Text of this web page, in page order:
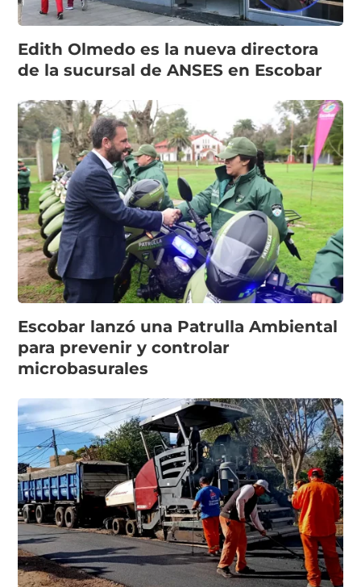
Edith Olmedo es la nueva directora
de la sucursal de ANSES en Escobar
Escobar lanzó una Patrulla Ambiental
para prevenir y controlar
microbasurales